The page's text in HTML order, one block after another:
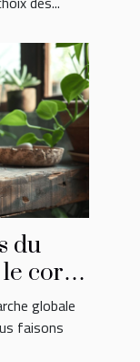
du
corps
globale
faisons